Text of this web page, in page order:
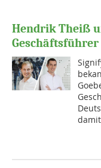
Hendrik Theiß